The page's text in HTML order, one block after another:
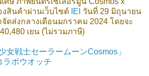
งสินค้าผ่านเว็บไซต์ IEI วันที่ 29 มิถุนายน
ดส่งกลางเดือนมกราคม 2024 โดยจะ
เยน (ไม่รวมภาษี)
女戦士セーラームーンCosmos」
ラボウオッチ